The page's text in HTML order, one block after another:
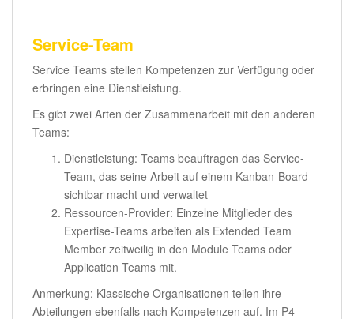
Service-Team
Service Teams stellen Kompetenzen zur Verfügung oder
erbringen eine Dienstleistung.
Es gibt zwei Arten der Zusammenarbeit mit den anderen
Teams:
Dienstleistung: Teams beauftragen das Service-
Team, das seine Arbeit auf einem Kanban-Board
sichtbar macht und verwaltet
Ressourcen-Provider: Einzelne Mitglieder des
Expertise-Teams arbeiten als Extended Team
Member zeitweilig in den Module Teams oder
Application Teams mit.
Anmerkung: Klassische Organisationen teilen ihre
Abteilungen ebenfalls nach Kompetenzen auf. Im P4-